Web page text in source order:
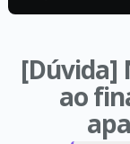
[Dúvida]
ao